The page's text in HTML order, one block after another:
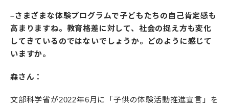
–さまざまな体験プログラムで子どもたちの自己肯定感も
高まりますね。教育格差に対して、社会の捉え方も変化
してきているのではないでしょうか。どのように感じて
いますか。
森さん：
文部科学省が2022年6月に「子供の体験活動推進宣言」を